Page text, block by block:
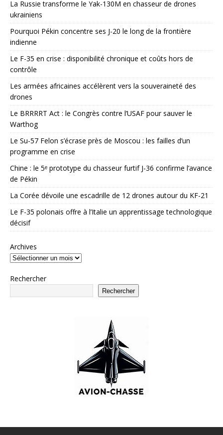
La Russie transforme le Yak-130M en chasseur de drones
ukrainiens
Pourquoi Pékin concentre ses J-20 le long de la frontière
indienne
Le F-35 en crise : disponibilité chronique et coûts hors de
contrôle
Les armées africaines accélèrent vers la souveraineté des
drones
Le BRRRRT Act : le Congrès contre l’USAF pour sauver le
Warthog
Le Su-57 Felon s’écrase près de Moscou : les failles d’un
programme en crise
Chine : le 5ᵉ prototype du chasseur furtif J-36 confirme l’avance
de Pékin
La Corée dévoile une escadrille de 12 drones autour du KF-21
Le F-35 polonais offre à l’Italie un apprentissage technologique
décisif
Archives
Rechercher
Rechercher